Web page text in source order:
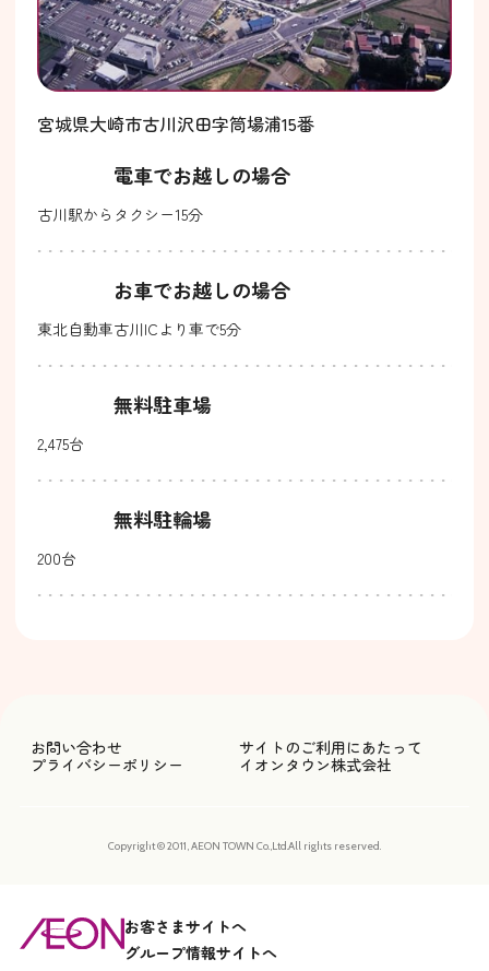
宮城県大崎市古川沢田字筒場浦15番
電車でお越しの場合
古川駅からタクシー15分
お車でお越しの場合
東北自動車古川ICより車で5分
無料駐車場
2,475台
無料駐輪場
200台
お問い合わせ
サイトのご利用にあたって
プライバシーポリシー
イオンタウン株式会社
Copyright © 2011, AEON TOWN Co.,Ltd.All rights reserved.
お客さまサイトへ
グループ情報サイトへ